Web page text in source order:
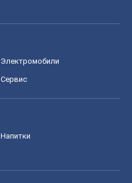
Электромобили
Сервис
Напитки